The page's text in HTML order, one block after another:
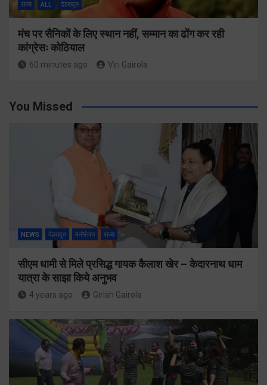
राज्य ALL देहरादून
मंच पर सैनिकों के लिए स्थान नहीं, सम्मान का ढोंग कर रही
कांग्रेसः कोठियाल
60 minutes ago Viri Gairola
You Missed
NEWS देहरादून मनोरंजन राज्य
सीएम धामी से मिले प्रसिद्ध गायक कैलाश खेर – केदारनाथ धाम
यात्रा के साझा किये अनुभव
4 years ago Girish Gairola